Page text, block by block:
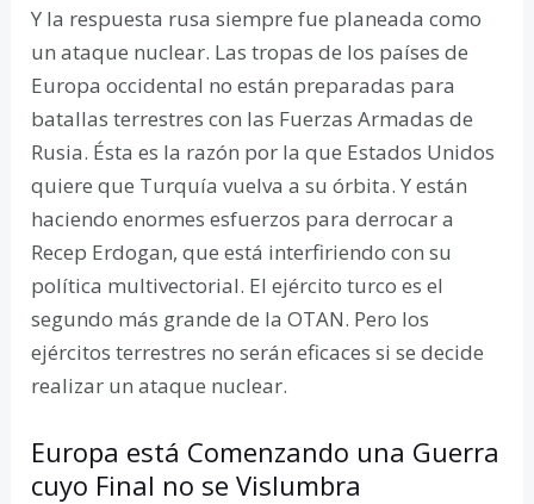
Y la respuesta rusa siempre fue planeada como
un ataque nuclear. Las tropas de los países de
Europa occidental no están preparadas para
batallas terrestres con las Fuerzas Armadas de
Rusia. Ésta es la razón por la que Estados Unidos
quiere que Turquía vuelva a su órbita. Y están
haciendo enormes esfuerzos para derrocar a
Recep Erdogan, que está interfiriendo con su
política multivectorial. El ejército turco es el
segundo más grande de la OTAN. Pero los
ejércitos terrestres no serán eficaces si se decide
realizar un ataque nuclear.
Europa está Comenzando una Guerra
cuyo Final no se Vislumbra